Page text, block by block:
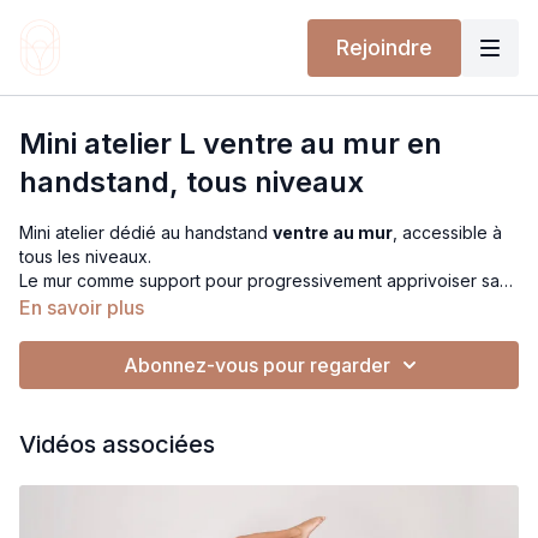
Rejoindre
Mini atelier L ventre au mur en
handstand, tous niveaux
Mini atelier dédié au handstand ventre au mur , accessible à
tous les niveaux.
Le mur comme support pour progressivement apprivoiser sa
peur et commencer à monter le bassin. Une approche
En savoir plus
Abonnez-vous pour regarder
Vidéos associées